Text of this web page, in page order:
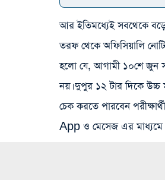
আর ইতিমধ্যেই সবথেকে
তরফ থেকে অফিসিয়ালি
হলো যে, আগামী ১০শে জুন
নয়। দুপুর ১২ টার দিকে
চেক করতে পারবেন
App ও মেসেজ এর মাধ্যমে।